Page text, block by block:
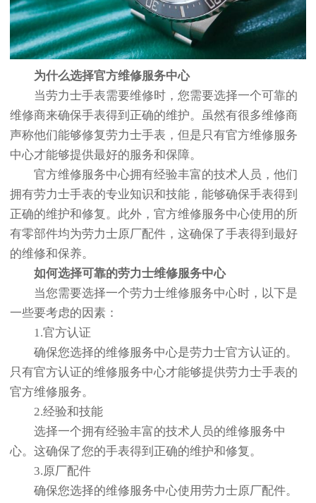
为什么选择官方维修服务中心
当劳力士手表需要维修时，您需要选择一个可靠的
维修商来确保手表得到正确的维护。虽然有很多维修商
声称他们能够修复劳力士手表，但是只有官方维修服务
中心才能够提供最好的服务和保障。
官方维修服务中心拥有经验丰富的技术人员，他们
拥有劳力士手表的专业知识和技能，能够确保手表得到
正确的维护和修复。此外，官方维修服务中心使用的所
有零部件均为劳力士原厂配件，这确保了手表得到最好
的维修和保养。
如何选择可靠的劳力士维修服务中心
当您需要选择一个劳力士维修服务中心时，以下是
一些要考虑的因素：
1.官方认证
确保您选择的维修服务中心是劳力士官方认证的。
只有官方认证的维修服务中心才能够提供劳力士手表的
官方维修服务。
2.经验和技能
选择一个拥有经验丰富的技术人员的维修服务中
心。这确保了您的手表得到正确的维护和修复。
3.原厂配件
确保您选择的维修服务中心使用劳力士原厂配件。